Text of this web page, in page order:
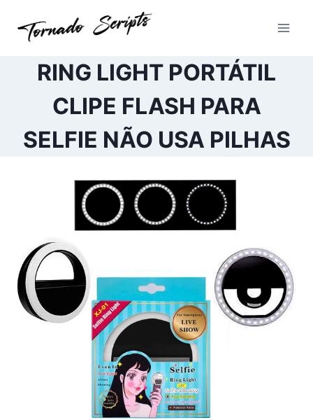
para
ConteúdoRING LIGHT PORTÁTIL
CLIPE FLASH PARA
SELFIE NÃO USA PILHAS